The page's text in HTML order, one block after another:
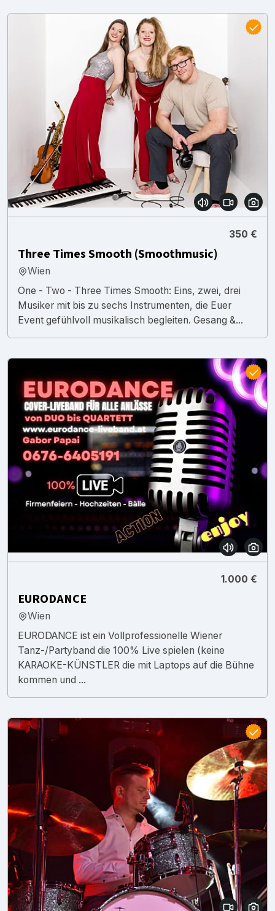
350 €
Three Times Smooth (Smoothmusic)
Wien
One - Two - Three Times Smooth: Eins, zwei, drei
Musiker mit bis zu sechs Instrumenten, die Euer
Event gefühlvoll musikalisch begleiten. Gesang &...
1.000 €
EURODANCE
Wien
EURODANCE ist ein Vollprofessionelle Wiener
Tanz-/Partyband die 100% Live spielen (keine
KARAOKE-KÜNSTLER die mit Laptops auf die Bühne
kommen und ...